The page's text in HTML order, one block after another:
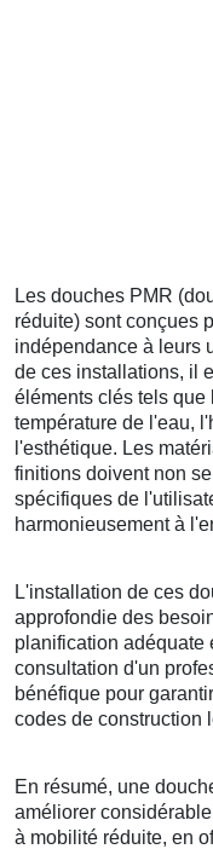
Les douches PMR
réduite) sont conçues
indépendance à leurs
de ces installations, il
éléments clés tels
température de l'eau,
l'esthétique. Les
finitions doivent non
spécifiques de
harmonieusement à
L'installation de ces
approfondie des
planification adéquate
consultation d'un
bénéfique pour
codes de construction
En résumé, une
améliorer
à mobilité réduite, en